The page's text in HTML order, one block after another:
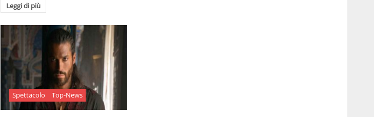
Leggi di più
Spettacolo Top-News